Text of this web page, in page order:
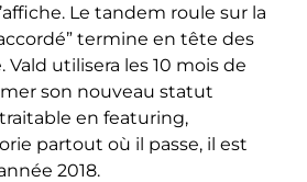
Le tandem roule sur la
termine en tête des
Vald utilisera les 10 mois de
son nouveau statut
en featuring,
partout où il passe, il est
2018.